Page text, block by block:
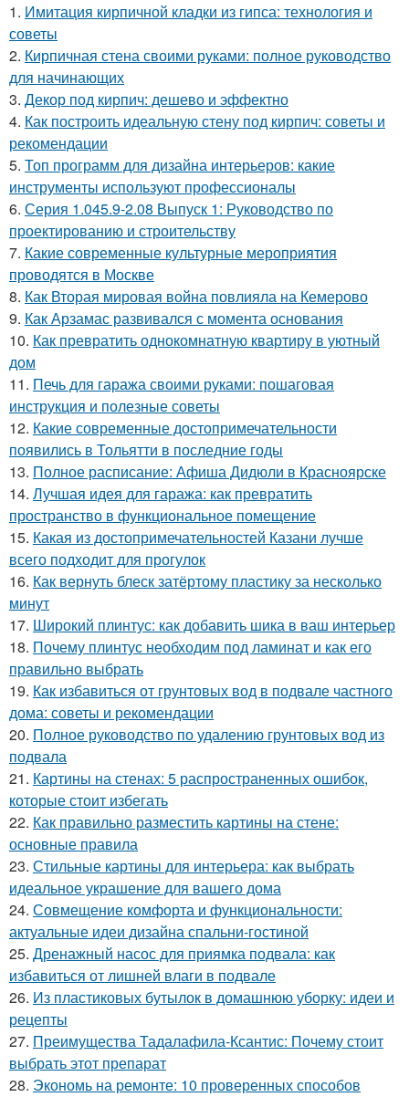
1. Имитация кирпичной кладки из гипса: технология и
советы
2. Кирпичная стена своими руками: полное руководство
для начинающих
3. Декор под кирпич: дешево и эффектно
4. Как построить идеальную стену под кирпич: советы и
рекомендации
5. Топ программ для дизайна интерьеров: какие
инструменты используют профессионалы
6. Серия 1.045.9-2.08 Выпуск 1: Руководство по
проектированию и строительству
7. Какие современные культурные мероприятия
проводятся в Москве
8. Как Вторая мировая война повлияла на Кемерово
9. Как Арзамас развивался с момента основания
10. Как превратить однокомнатную квартиру в уютный
дом
11. Печь для гаража своими руками: пошаговая
инструкция и полезные советы
12. Какие современные достопримечательности
появились в Тольятти в последние годы
13. Полное расписание: Афиша Дидюли в Красноярске
14. Лучшая идея для гаража: как превратить
пространство в функциональное помещение
15. Какая из достопримечательностей Казани лучше
всего подходит для прогулок
16. Как вернуть блеск затёртому пластику за несколько
минут
17. Широкий плинтус: как добавить шика в ваш интерьер
18. Почему плинтус необходим под ламинат и как его
правильно выбрать
19. Как избавиться от грунтовых вод в подвале частного
дома: советы и рекомендации
20. Полное руководство по удалению грунтовых вод из
подвала
21. Картины на стенах: 5 распространенных ошибок,
которые стоит избегать
22. Как правильно разместить картины на стене:
основные правила
23. Стильные картины для интерьера: как выбрать
идеальное украшение для вашего дома
24. Совмещение комфорта и функциональности:
актуальные идеи дизайна спальни-гостиной
25. Дренажный насос для приямка подвала: как
избавиться от лишней влаги в подвале
26. Из пластиковых бутылок в домашнюю уборку: идеи и
рецепты
27. Преимущества Тадалафила-Ксантис: Почему стоит
выбрать этот препарат
28. Экономь на ремонте: 10 проверенных способов